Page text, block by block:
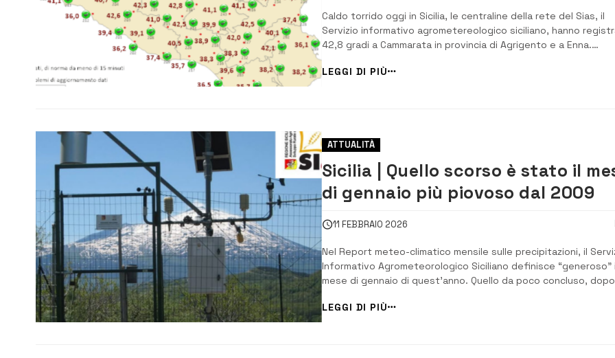
Caldo torrido oggi in Sicilia, le centraline della rete del Sias, il
Servizio informativo agrometereologico siciliano, hanno
42,8 gradi a Cammarata in provincia di Agrigento e a Enna.
Temperature superiori ai 42 gradi sono state segnalate in
zone della Sicilia da Caltanissetta ad Agira (Enna). Ad Aragona in
LEGGI DI PIÙ
ATTUALITÀ
Sicilia | Quello scorso è stato il
di gennaio più piovoso dal 2009
11 FEBBRAIO 2026
Nel Report meteo-climatico mensile sulle precipitazioni, il
Informativo Agrometeorologico Siciliano definisce “generoso”
mese di gennaio di quest’anno. Quello da poco concluso, dopo
rispetto alle precipitazioni normali, ha fatto registrare infatti una
marcata anomal...
LEGGI DI PIÙ